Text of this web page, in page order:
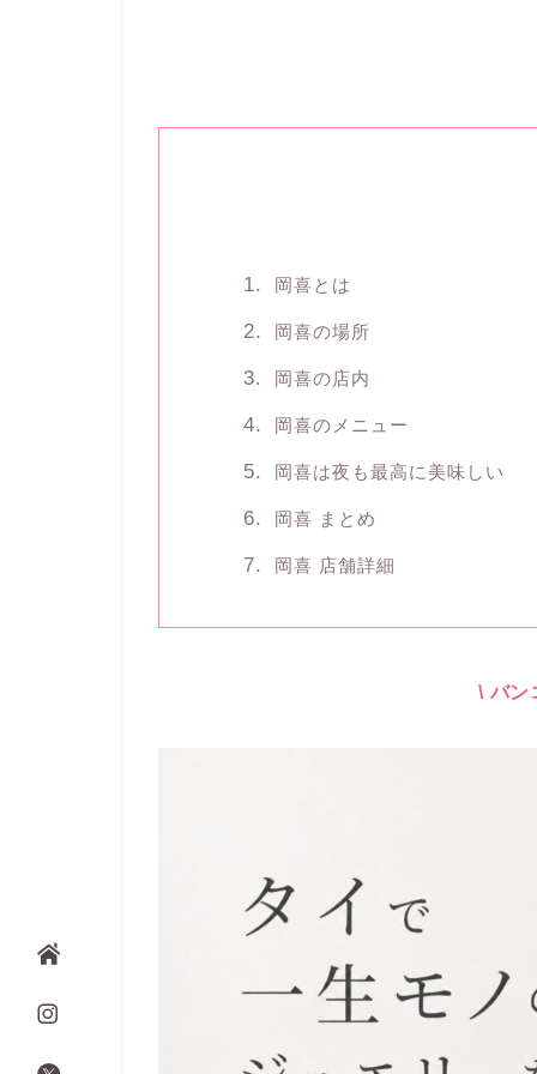
岡喜とは
岡喜の場所
岡喜の店内
岡喜のメニュー
岡喜は夜も最高に美味しい
岡喜 まとめ
岡喜 店舗詳細
\ バン